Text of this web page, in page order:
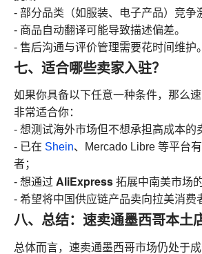
- 部分品类（如服装、电子产品）竞争
- 商品自动翻译可能导致描述偏差。
- 售后沟通与评价管理需要花时间维护。
七、适合哪些卖家入驻？
如果你具备以下任意一种条件，那么
非常适合你：
- 想测试海外市场但不想承担高成本的
- 已在 Shein、Mercado Libre 等平台
者；
- 想通过 AliExpress 拓展中南美市场
- 希望将中国供应链产品卖向拉美消费
八、总结：速卖通墨西哥本土
总体而言，速卖通墨西哥市场仍处于